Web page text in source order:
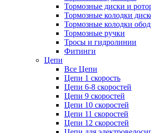
Тормозные диски и
Тормозные колодки
Тормозные колодки
Тормозные ручки
Тросы и гидролинии
Фитинги
Цепи
Все Цепи
Цепи 1 скорость
Цепи 6-8 скоростей
Цепи 9 скоростей
Цепи 10 скоростей
Цепи 11 скоростей
Цепи 12 скоростей